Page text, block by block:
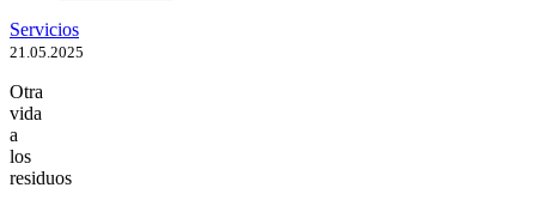
Servicios
21.05.2025
Otra
vida
a
los
residuos